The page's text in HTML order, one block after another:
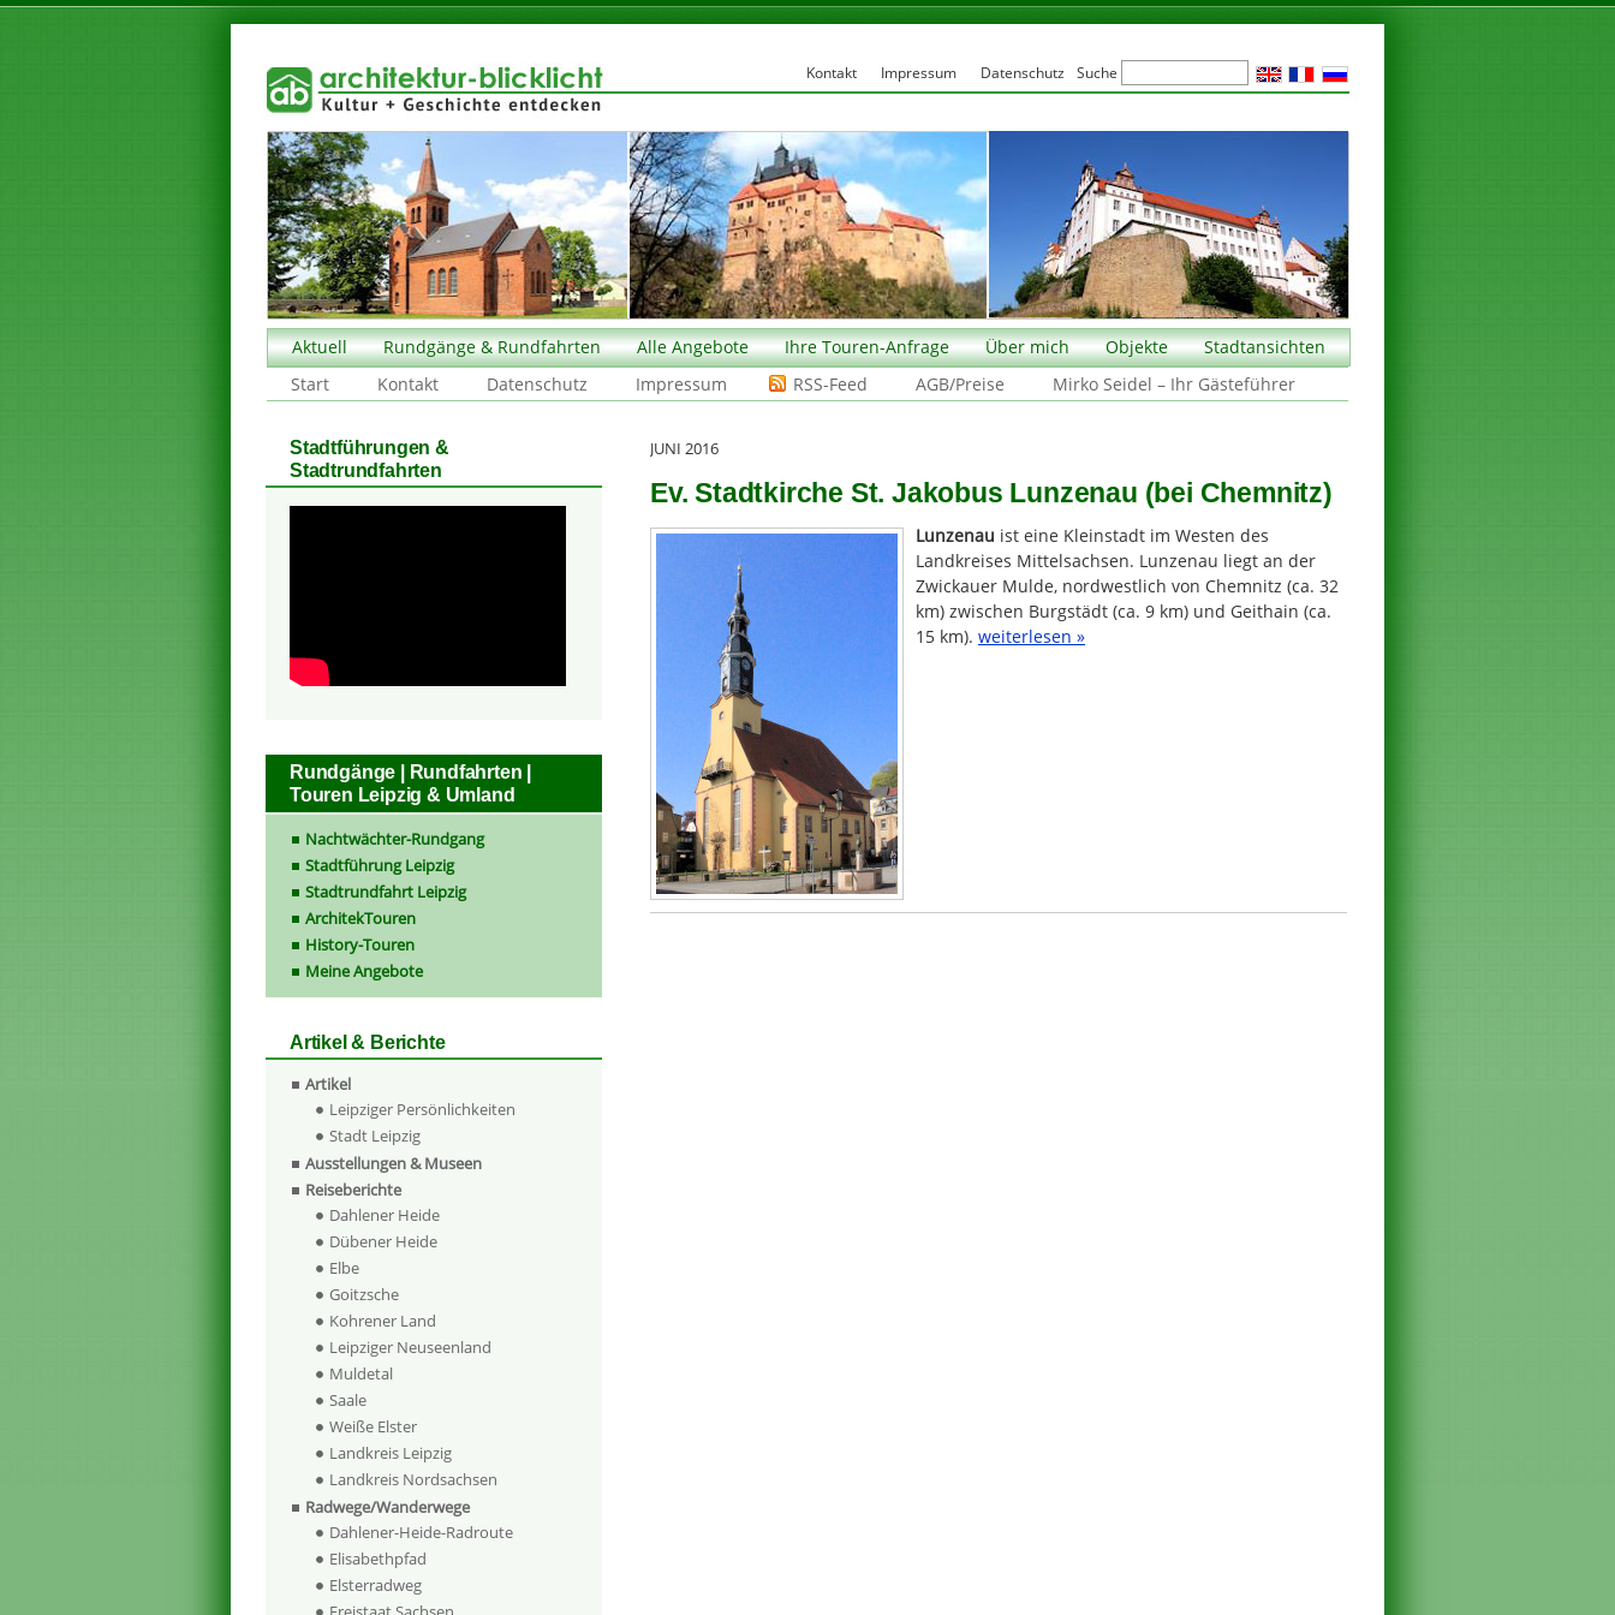
Aktuell Rundgänge & Rundfahrten Alle Angebote Ihre Touren-Anfrage Über mich Objekte
Stadtansichten
Start
Kontakt Datenschutz Impressum RSS-Feed AGB/Preise Mirko Seidel – Ihr Gästeführer
JUNI 2016
Ev. Stadtkirche St. Jakobus Lunzenau (bei Chemnitz)
Lunzenau ist eine Kleinstadt im Westen des
Landkreises Mittelsachsen. Lunzenau liegt an der
Zwickauer Mulde, nordwestlich von Chemnitz (ca. 32
km) zwischen Burgstädt (ca. 9 km) und Geithain (ca.
15 km). weiterlesen »
Stadtführungen &
Stadtrundfahrten
Rundgänge | Rundfahrten |
Touren Leipzig & Umland
Nachtwächter-Rundgang
Stadtführung Leipzig
Stadtrundfahrt Leipzig
ArchitekTouren
History-Touren
Meine Angebote
Artikel & Berichte
Artikel
Leipziger Persönlichkeiten
Stadt Leipzig
Ausstellungen & Museen
Reiseberichte
Dahlener Heide
Dübener Heide
Elbe
Goitzsche
Kohrener Land
Leipziger Neuseenland
Muldetal
Saale
Weiße Elster
Landkreis Leipzig
Landkreis Nordsachsen
Radwege/Wanderwege
Dahlener-Heide-Radroute
Elisabethpfad
Elsterradweg
Kontakt Impressum Datenschutz Suche